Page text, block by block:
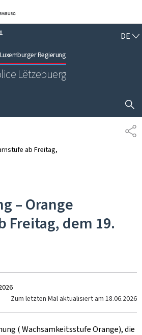
Zum Inhalt
Regierung
Lëtzebuerg
DE
ab Freitag,
– Orange
Freitag, dem 19.
Zum letzten Mal aktualisiert am 18.06.2026
( Wachsamkeitsstufe Orange), die